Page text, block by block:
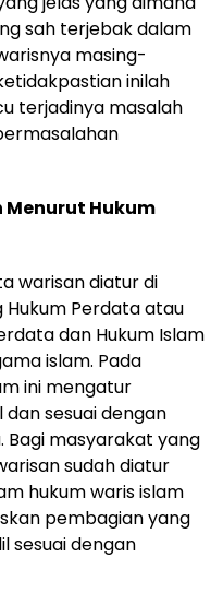
sah terjebak dalam
masing-
inilah
terjadinya masalah
Hukum
warisan diatur di
Perdata atau
dan Hukum Islam
islam. Pada
ini mengatur
sesuai dengan
Bagi masyarakat yang
sudah diatur
hukum waris islam
pembagian yang
sesuai dengan